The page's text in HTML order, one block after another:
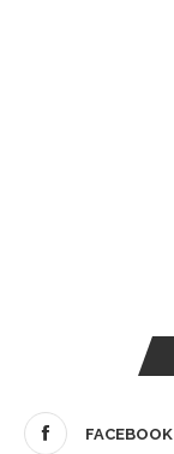
FACEBOOK